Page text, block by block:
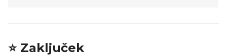
⭐ Zaključek